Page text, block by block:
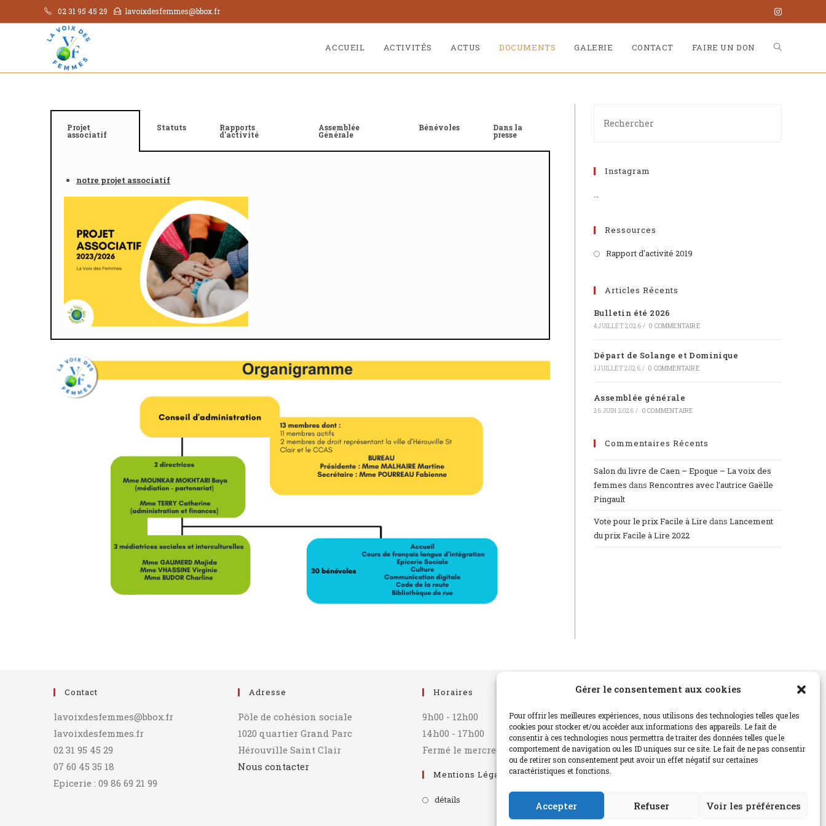
Gérer le consentement aux cookies
Pour offrir les meilleures expériences, nous utilisons des technologies telles que les
cookies pour stocker et/ou accéder aux informations des appareils. Le fait de
consentir à ces technologies nous permettra de traiter des données telles que le
comportement de navigation ou les ID uniques sur ce site. Le fait de ne pas consentir
ou de retirer son consentement peut avoir un effet négatif sur certaines
caractéristiques et fonctions.
Accepter Refuser Voir les préférences
02 31 95 45 29 lavoixdesfemmes@bbox.fr
ACCUEIL ACTIVITÉS ACTUS DOCUMENTS GALERIE CONTACT FAIRE UN DON
Projet
associatif
Statuts Rapports
d'activité
Assemblée
Générale
Bénévoles Dans la
presse
notre projet associatif
Instagram
…
Ressources
Rapport d'activité 2019
Articles Récents
Bulletin été 2026
4 JUILLET 2026 / 0 COMMENTAIRE
Départ de Solange et Dominique
1 JUILLET 2026 / 0 COMMENTAIRE
Assemblée générale
26 JUIN 2026 / 0 COMMENTAIRE
Commentaires Récents
Salon du livre de Caen – Epoque – La voix des
femmes dans Rencontres avec l’autrice Gaëlle
Pingault
Vote pour le prix Facile à Lire dans Lancement
du prix Facile à Lire 2022
Contact
lavoixdesfemmes@bbox.fr
lavoixdesfemmes.fr
02 31 95 45 29
07 60 45 35 18
Epicerie : 09 86 69 21 99
Adresse
Pôle de cohésion sociale
1020 quartier Grand Parc
Hérouville Saint Clair
Nous contacter
Horaires
9h00 - 12h00
14h00 - 17h00
Fermé le mercredi après-midi
Mentions Légales
détails
Instagram
…